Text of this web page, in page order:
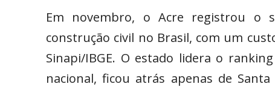
Em novembro, o Acre registrou o
construção civil no Brasil, com um
Sinapi/IBGE. O estado lidera o
nacional, ficou atrás apenas de